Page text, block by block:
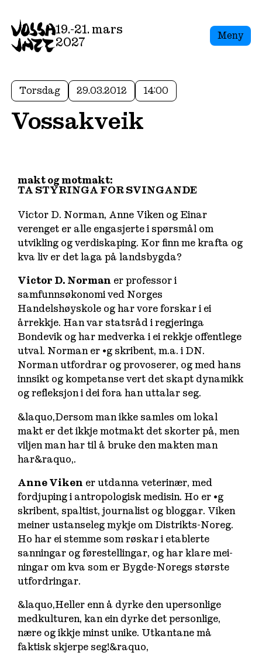
19.-21. mars
2027
Meny
Torsdag 29.03.2012 14:00
Vossakveik
makt og motmakt:
TA STYRINGA FOR SVINGANDE
Victor D. Norman, Anne Viken og Einar
verenget er alle engasjerte i spørsmål om
utvikling og verdiskaping. Kor finn me krafta og
kva liv er det laga på landsbygda?
Victor D. Norman er professor i
samfunnsøkonomi ved Norges
Handelshøyskole og har vore forskar i ei
årrekkje. Han var statsråd i regjeringa
Bondevik og har medverka i ei rekkje offentlege
utval. Norman er •g skribent, m.a. i DN.
Norman utfordrar og provoserer, og med hans
innsikt og kompetanse vert det skapt dynamikk
og refleksjon i dei fora han uttalar seg.
&laquo,Dersom man ikke samles om lokal
makt er det ikkje motmakt det skorter på, men
viljen man har til å bruke den makten man
har&raquo,.
Anne Viken er utdanna veterinær, med
fordjuping i antropologisk medisin. Ho er •g
skribent, spaltist, journalist og bloggar. Viken
meiner ustanseleg mykje om Distrikts-Noreg.
Ho har ei stemme som røskar i etablerte
sanningar og førestellingar, og har klare mei-
ningar om kva som er Bygde-Noregs største
utfordringar.
&laquo,Heller enn å dyrke den upersonlige
medkulturen, kan ein dyrke det personlige,
nære og ikkje minst unike. Utkantane må
faktisk skjerpe seg!&raquo,